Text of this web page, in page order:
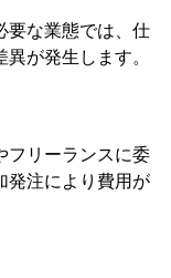
要な業態では、仕
が発生します。
フリーランスに委
発注により費用が